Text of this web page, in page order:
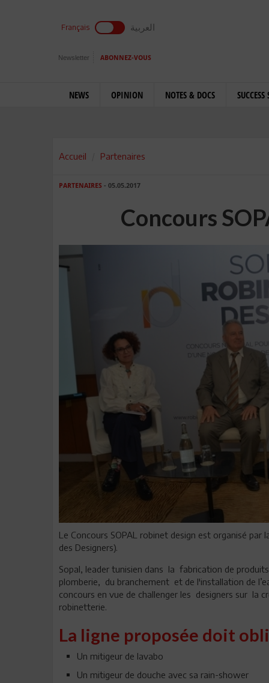
Français العربية
Newsletter ABONNEZ-VOUS
NEWS OPINION NOTES & DOCS SUCCESS
Accueil Partenaires
PARTENAIRES - 05.05.2017
Concours
Le Concours SOPAL robinet design est organisé
des Designers).
Sopal, leader tunisien dans la fabrication de
plomberie, du branchement et de l'installation de
concours en vue de challenger les designers sur la
robinetterie.
La ligne proposée doit
Un mitigeur de lavabo
Un mitigeur de douche avec sa rain-shower